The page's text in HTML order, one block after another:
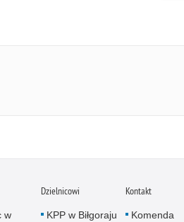
w
Dzielnicowi
KPP w Biłgoraju
Kontakt
Komenda